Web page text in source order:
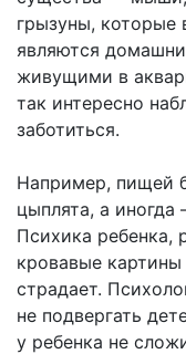
грызуны, которые
являются
живущими в
так интересно
заботиться.
Например, пищей
цыплята, а
Психика ребенка,
кровавые
страдает.
не подвергать
у ребенка не